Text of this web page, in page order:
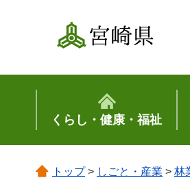
宮崎県
くらし・健康・福祉
トップ> しごと・産業 > 林